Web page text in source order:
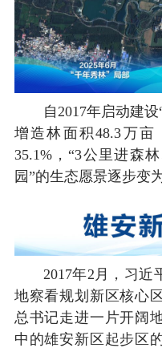
自2017年启动建
增造林面积48.3万亩
35.1%，“3公里进森
园”的生态愿景逐步变
2017年2月，习近
地察看规划新区核心
总书记走进一片开阔
中的雄安新区起步区